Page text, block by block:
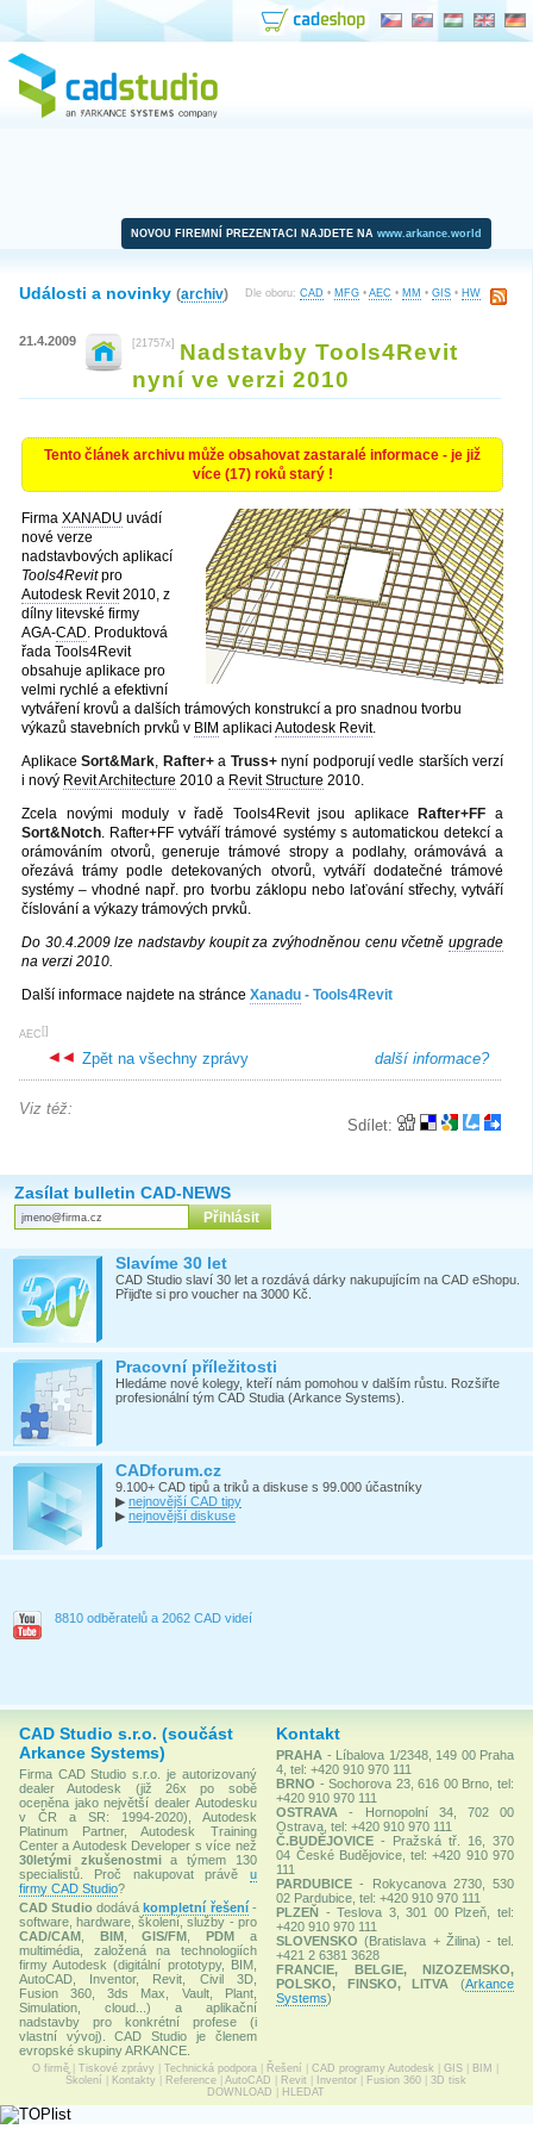
NOVOU FIREMNÍ PREZENTACI NAJDETE NA www.arkance.world
Dle oboru: CAD • MFG • AEC • MM • GIS • HW
Události a novinky (archiv)
21.4.2009 [21757x]
Nadstavby Tools4Revit
nyní ve verzi 2010
Tento článek archivu může obsahovat zastaralé informace - je již
více (17) roků starý !
Firma XANADU uvádí
nové verze
nadstavbových aplikací
Tools4Revitpro
Autodesk Revit2010, z
dílny litevské firmy
AGA-CAD. Produktová
řada Tools4Revit
obsahuje aplikace pro
velmi rychlé a efektivní
vytváření krovů a dalších trámových konstrukcí a pro snadnou tvorbu
výkazů stavebních prvků v BIM aplikaci Autodesk Revit.
AplikaceSort&Mark, Rafter+a Truss+nyní podporují vedle starších verzí
i nový Revit Architecture 2010 a Revit Structure 2010.
Zcela novými moduly v řadě Tools4Revit jsou aplikace
Rafter+FF a
Sort&Notch. Rafter+FF vytváří trámové systémy s automatickou detekcí a
orámováním otvorů, generuje trámové stropy a podlahy, orámovává a
ořezává trámy podle detekovaných otvorů, vytváří dodatečné trámové
systémy – vhodné např. pro tvorbu záklopu nebo laťování střechy, vytváří
číslování a výkazy trámových prvků.
Do 30.4.2009 lze nadstavby koupit za zvýhodněnou cenu včetně upgrade
na verzi 2010.
Další informace najdete na stránce Xanadu - Tools4Revit
[
AEC ]
další informace?
Zpět na všechny zprávy
Sdílet:
Viz též:
Zasílat bulletin CAD-NEWS
Slavíme 30 let
CAD Studio slaví 30 let a rozdává dárky nakupujícím na CAD eShopu.
Přijďte si pro voucher na 3000 Kč.
Pracovní příležitosti
Hledáme nové kolegy, kteří nám pomohou v dalším růstu. Rozšiřte
profesionální tým CAD Studia (Arkance Systems).
CADforum.cz
9.100+ CAD tipů a triků a diskuse s 99.000 účastníky
▶ nejnovější CAD tipy
▶ nejnovější diskuse
8810 odběratelů a 2062 CAD videí
CAD Studio s.r.o. (součást
Arkance Systems)
Firma CAD Studio s.r.o. je autorizovaný
dealer Autodesk (již 26x po sobě
oceněna jako největší dealer Autodesku
v ČR a SR: 1994-2020), Autodesk
Platinum Partner, Autodesk Training
Center a Autodesk Developer s více než
30letými zkušenostmia týmem 130
specialistů. Proč nakupovat právě u
firmy CAD Studio?
CAD Studio dodávákompletní řešení-
software, hardware, školení, služby - pro
CAD/CAM
BIM,GIS/FM ,PDM a
multimédia, založená na technologiích
firmy Autodesk (digitální prototypy, BIM,
AutoCAD, Inventor, Revit, Civil 3D,
Fusion 360, 3ds Max, Vault, Plant,
Simulation, cloud...) a aplikační
nadstavby pro konkrétní profese (i
vlastní vývoj). CAD Studio je členem
evropské skupiny ARKANCE.
Kontakt
PRAHA - Líbalova 1/2348, 149 00 Praha
4, tel: +420 910 970 111
BRNO - Sochorova 23, 616 00 Brno, tel:
+420 910 970 111
OSTRAVA
- Hornopolní 34, 702 00
Ostrava, tel: +420 910 970 111
Č.BUDĚJOVICE - Pražská tř. 16, 370
04 České Budějovice, tel: +420 910 970
111
PARDUBICE - Rokycanova 2730, 530
02 Pardubice, tel: +420 910 970 111
PLZEŇ - Teslova 3, 301 00 Plzeň, tel:
+420 910 970 111
SLOVENSKO (Bratislava + Žilina) - tel.
+421 2 6381 3628
FRANCIE, BELGIE, NIZOZEMSKO,
POLSKO, FINSKO, LITVA
(Arkance
Systems)
O firmě Tiskové zprávy Technická podpora Řešení CAD programy Autodesk GIS BIM
Školení
Kontakty Reference| AutoCAD Revit Inventor| Fusion 360| 3D tisk
DOWNLOAD
HLEDAT